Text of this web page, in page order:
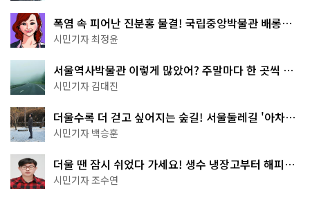
폭염 속 피어난 진분홍 물결! 국립중앙박물관 배롱나
무 명소
시민기자 최정윤
서울역사박물관 이렇게 많았어? 주말마다 한 곳씩 떠
나는 역사 산책
시민기자 김대진
더울수록 더 걷고 싶어지는 숲길! 서울둘레길 '아차산
코스'
시민기자 백승훈
더울 땐 잠시 쉬었다 가세요! 생수 냉장고부터 해피소
·무더위쉼터까지
시민기자 조수연